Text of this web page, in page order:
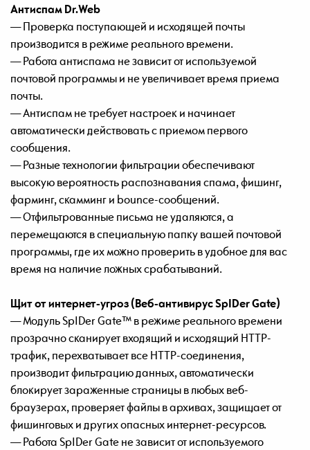
Антиспам Dr.Web
— Проверка поступающей и исходящей почты
производится в режиме реального времени.
— Работа антиспама не зависит от используемой
почтовой программы и не увеличивает время приема
почты.
— Антиспам не требует настроек и начинает
автоматически действовать с приемом первого
сообщения.
— Разные технологии фильтрации обеспечивают
высокую вероятность распознавания спама, фишинг,
фарминг, скамминг и bounce-сообщений.
— Отфильтрованные письма не удаляются, а
перемещаются в специальную папку вашей почтовой
программы, где их можно проверить в удобное для вас
время на наличие ложных срабатываний.
Щит от интернет-угроз (Веб-антивирус SpIDer Gate)
— Модуль SpIDer Gate™ в режиме реального времени
прозрачно сканирует входящий и исходящий HTTP-
трафик, перехватывает все HTTP-соединения,
производит фильтрацию данных, автоматически
блокирует зараженные страницы в любых веб-
браузерах, проверяет файлы в архивах, защищает от
фишинговых и других опасных интернет-ресурсов.
— Работа SpIDer Gate не зависит от используемого